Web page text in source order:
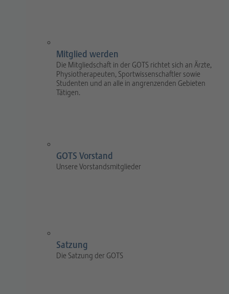
Mitglied werden
Die Mitgliedschaft in der GOTS richtet sich an Ärzte,
Physiotherapeuten, Sportwissenschaftler sowie
Studenten und an alle in angrenzenden Gebieten
Tätigen.
GOTS Vorstand
Unsere Vorstandsmitglieder
Satzung
Die Satzung der GOTS